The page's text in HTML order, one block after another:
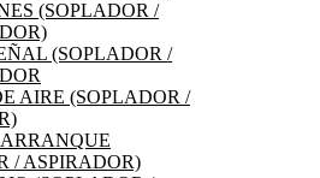
(SOPLADOR /
(SOPLADOR /
AIRE (SOPLADOR /
/ ASPIRADOR)